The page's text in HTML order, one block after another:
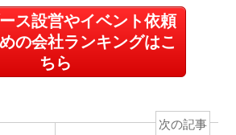
ス設営やイベント依頼
の会社ランキングはこ
ちら
次の記事